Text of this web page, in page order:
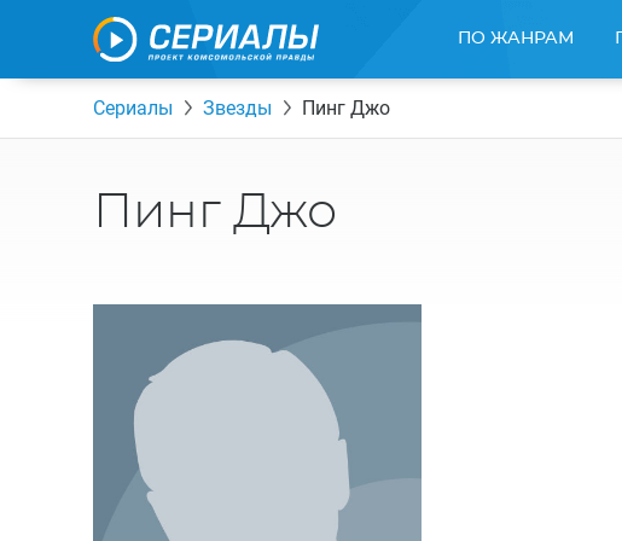
ПО ЖАНРАМ
Сериалы Звезды Пинг Джо
Пинг Джо